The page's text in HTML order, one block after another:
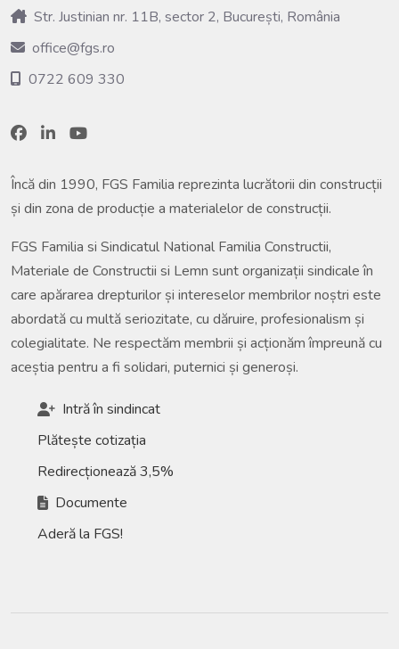
Str. Justinian nr. 11B, sector 2, București, România
office@fgs.ro
0722 609 330
Încă din 1990, FGS Familia reprezinta lucrătorii din construcții
și din zona de producție a materialelor de construcții.
FGS Familia si Sindicatul National Familia Constructii,
Materiale de Constructii si Lemn sunt organizații sindicale în
care apărarea drepturilor și intereselor membrilor noștri este
abordată cu multă seriozitate, cu dăruire, profesionalism și
colegialitate. Ne respectăm membrii și acționăm împreună cu
aceștia pentru a fi solidari, puternici și generoși.
Intră în sindincat
Plătește cotizația
Redirecționează 3,5%
Documente
Aderă la FGS!